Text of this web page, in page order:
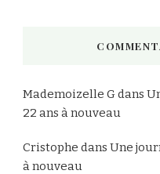
Mademoizelle Gdans
22 ans à nouveau
Cristophe dans Une
à nouveau